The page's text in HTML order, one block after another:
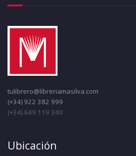
tulibrero@libreriamasilva.com
(+34) 922 382 999
(+34) 649 119 340
Ubicación